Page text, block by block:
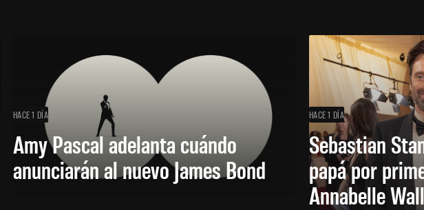
HACE 1 DÍA
Amy Pascal adelanta cuándo
anunciarán al nuevo James Bond
HACE 1 DÍA
Sebastian
papá por
Annabelle